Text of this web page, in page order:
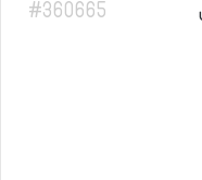
#360665